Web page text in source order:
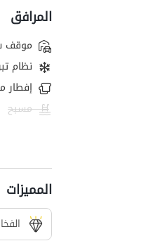
المرافق
موقف
نظام
إفطار
مسبح
المميزات